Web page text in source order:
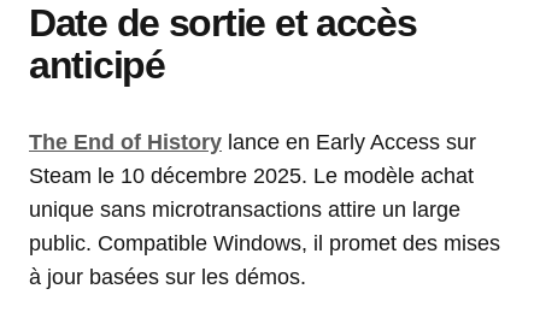
Date de sortie et accès
anticipé
The End of History lance en Early Access sur
Steam le 10 décembre 2025. Le modèle achat
unique sans microtransactions attire un large
public. Compatible Windows, il promet des mises
à jour basées sur les démos.